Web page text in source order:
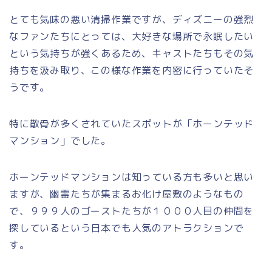
とても気味の悪い清掃作業ですが、ディズニーの強烈
なファンたちにとっては、大好きな場所で永眠したい
という気持ちが強くあるため、キャストたちもその気
持ちを汲み取り、この様な作業を内密に行っていたそ
うです。
特に散骨が多くされていたスポットが「ホーンテッド
マンション」でした。
ホーンテッドマンションは知っている方も多いと思い
ますが、幽霊たちが集まるお化け屋敷のようなもの
で、９９９人のゴーストたちが１０００人目の仲間を
探しているという日本でも人気のアトラクションで
す。